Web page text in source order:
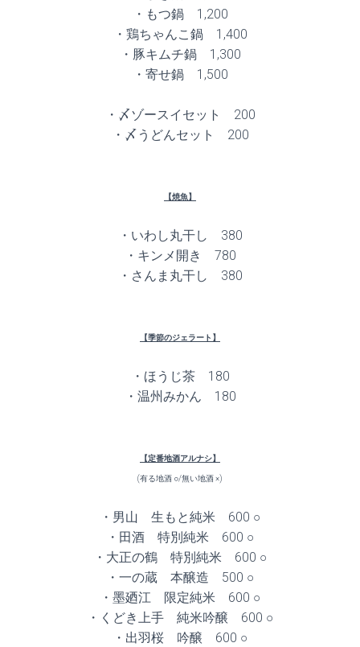
・もつ鍋 1,200
・鶏ちゃんこ鍋 1,400
・豚キムチ鍋 1,300
・寄せ鍋 1,500
・〆ゾースイセット 200
・〆うどんセット 200
【焼魚】
・いわし丸干し 380
・キンメ開き 780
・さんま丸干し 380
【季節のジェラート】
・ほうじ茶 180
・温州みかん 180
【定番地酒アルナシ】
(有る地酒 ○/無い地酒 ×)
・男山 生もと純米 600 ○
・田酒 特別純米 600 ○
・大正の鶴 特別純米 600 ○
・一の蔵 本醸造 500 ○
・墨廼江 限定純米 600 ○
・くどき上手 純米吟醸 600 ○
・出羽桜 吟醸 600 ○